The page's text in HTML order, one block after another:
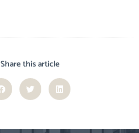
Share this article